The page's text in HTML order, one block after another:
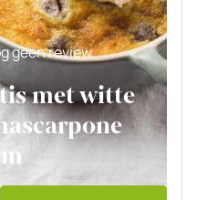
geen review
met witte